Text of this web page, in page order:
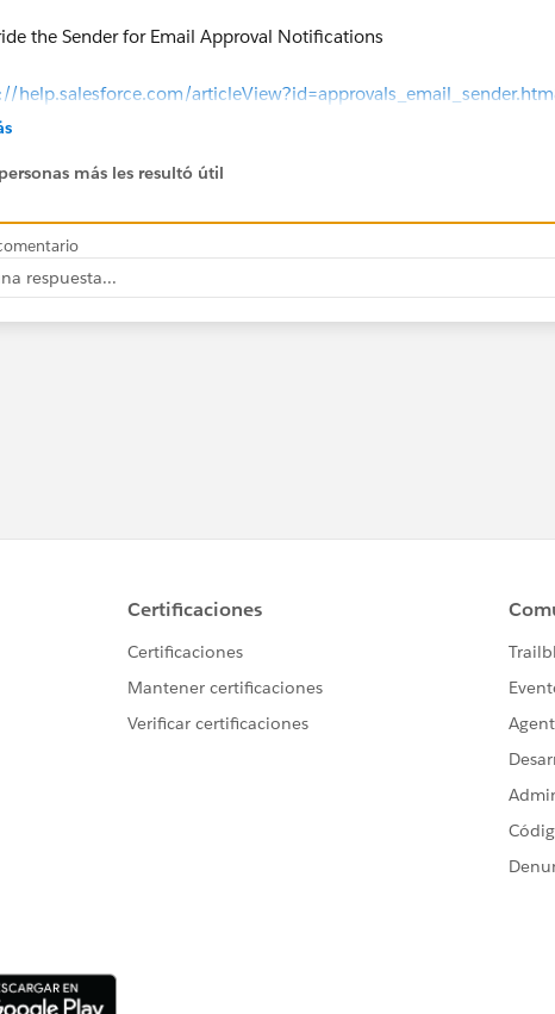
the Sender for Email Approval Notifications
help.salesforce.com/
más les resultó útil
respuesta...